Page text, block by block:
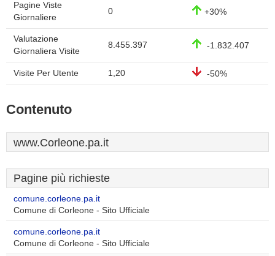
Pagine Viste
Giornaliere
0 +30%
Valutazione
Giornaliera Visite
8.455.397 -1.832.407
Visite Per Utente 1,20 -50%
Contenuto
www.Corleone.pa.it
Pagine più richieste
comune.corleone.pa.it
Comune di Corleone - Sito Ufficiale
comune.corleone.pa.it
Comune di Corleone - Sito Ufficiale